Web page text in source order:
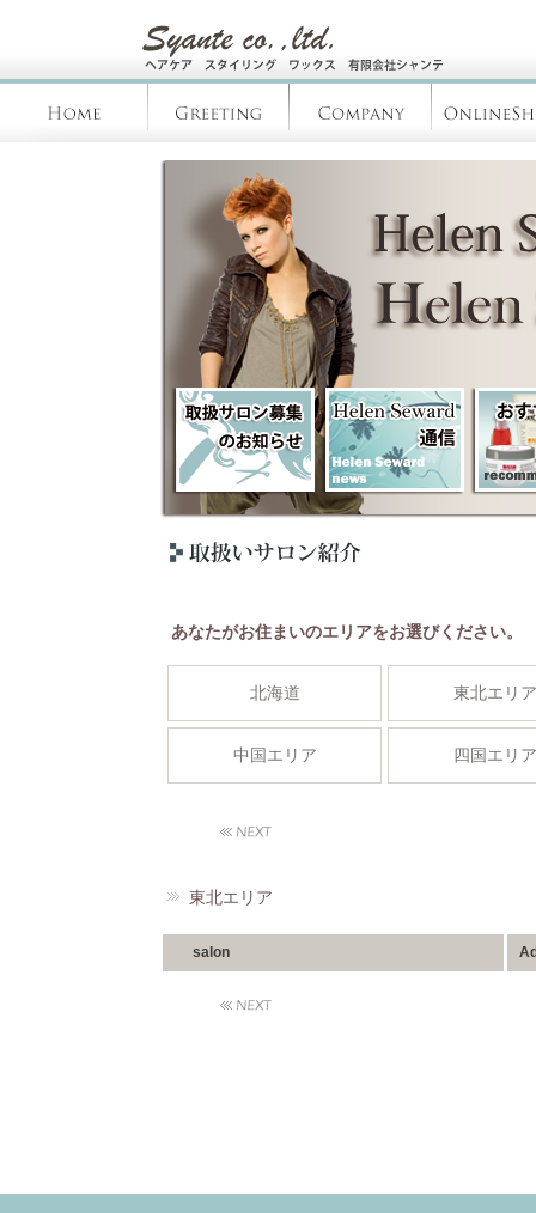
あなたがお住まいのエリアをお選びください。
北海道 東北エリア
中国エリア 四国エリア
東北エリア
salon